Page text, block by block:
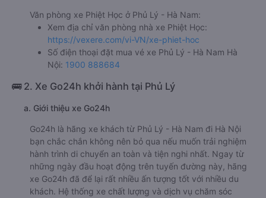
Văn phòng xe Phiệt Học ở Phủ Lý - Hà Nam:
Xem địa chỉ văn phòng nhà xe Phiệt Học:
https://vexere.com/vi-VN/xe-phiet-hoc
Số điện thoại đặt mua vé xe Phủ Lý - Hà Nam Hà
Nội: 1900 888684
🚌 2. Xe Go24h khởi hành tại Phủ Lý
a. Giới thiệu xe Go24h
Go24h là hãng xe khách từ Phủ Lý - Hà Nam đi Hà Nội
bạn chắc chắn không nên bỏ qua nếu muốn trải nghiệm
hành trình di chuyển an toàn và tiện nghi nhất. Ngay từ
những ngày đầu hoạt động trên tuyến đường này, hãng
xe Go24h đã để lại rất nhiều ấn tượng tốt với nhiều du
khách. Hệ thống xe chất lượng và dịch vụ chăm sóc